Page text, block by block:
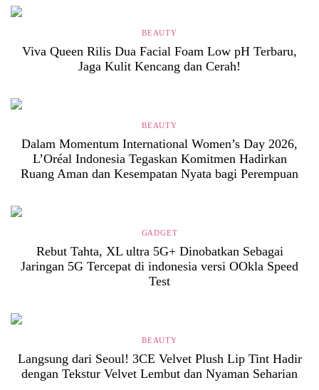
BEAUTY
Viva Queen Rilis Dua Facial Foam Low pH Terbaru,
Jaga Kulit Kencang dan Cerah!
BEAUTY
Dalam Momentum International Women’s Day 2026,
L’Oréal Indonesia Tegaskan Komitmen Hadirkan
Ruang Aman dan Kesempatan Nyata bagi Perempuan
GADGET
Rebut Tahta, XL ultra 5G+ Dinobatkan Sebagai
Jaringan 5G Tercepat di indonesia versi OOkla Speed
Test
BEAUTY
Langsung dari Seoul! 3CE Velvet Plush Lip Tint Hadir
dengan Tekstur Velvet Lembut dan Nyaman Seharian